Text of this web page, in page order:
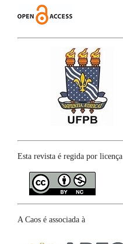
Esta revista é regida por licença
A Caos é associada à